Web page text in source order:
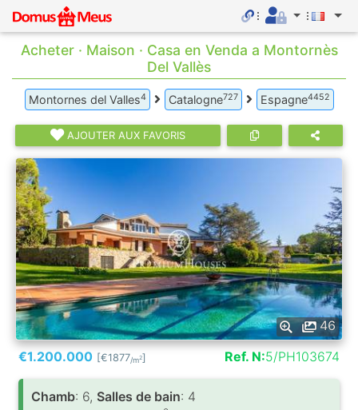
Acheter · Maison · Casa en Venda a Montornès
Del Vallès
Montornes del Valles4 Catalogne727 Espagne4452
AJOUTER AUX FAVORIS
46
€1.200.000 [€1877/m2] Ref. N:5/PH103674
Chamb: 6, Salles de bain: 4